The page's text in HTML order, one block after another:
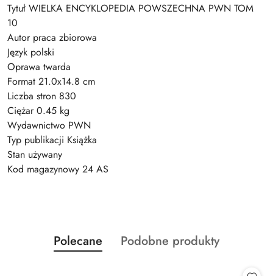
Tytuł WIELKA ENCYKLOPEDIA POWSZECHNA PWN TOM
10
Autor praca zbiorowa
Język polski
Oprawa twarda
Format 21.0x14.8 cm
Liczba stron 830
Ciężar 0.45 kg
Wydawnictwo PWN
Typ publikacji Książka
Stan używany
Kod magazynowy 24 AS
Pomiń karuzelę produktów
Produkty
o
Polecane
Produkty
Podobne produkty